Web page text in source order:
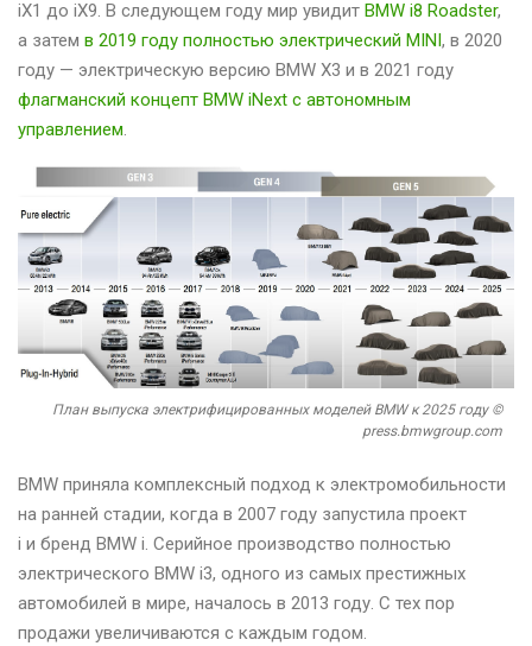
iX1 до iX9. В следующем году мир увидит BMW i8 Roadster,
а затем в 2019 году полностью электрический MINI, в 2020
году — электрическую версию BMW X3 и в 2021 году
флагманский концепт BMW iNext с автономным
управлением.
План выпуска электрифицированных моделей BMW к 2025 году ©
press.bmwgroup.com
BMW приняла комплексный подход к электромобильности
на ранней стадии, когда в 2007 году запустила проект
i и бренд BMW i. Серийное производство полностью
электрического BMW i3, одного из самых престижных
автомобилей в мире, началось в 2013 году. С тех пор
продажи увеличиваются с каждым годом.